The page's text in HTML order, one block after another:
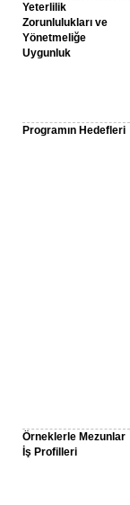
Yeterlilik
Zorunlulukları ve
Yönetmeliğe
Uygunluk
Programın Hedefleri
Örneklerle Mezunlar
İş Profilleri